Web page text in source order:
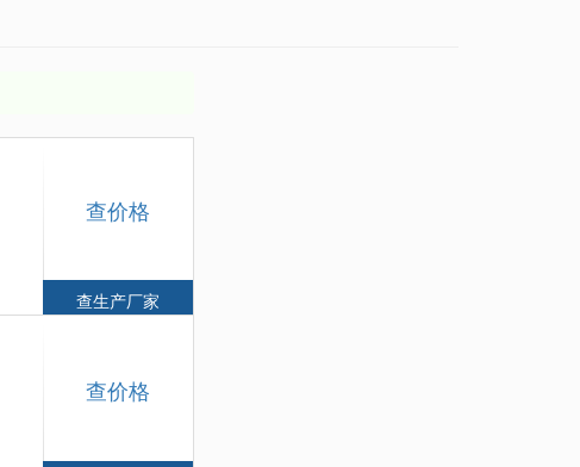
查价格
查生产厂家
查价格